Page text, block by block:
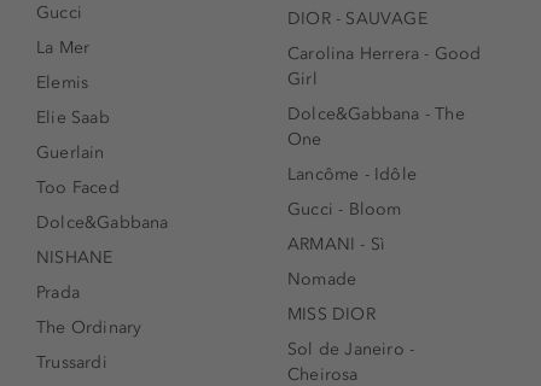
Gucci
La Mer
Elemis
Elie Saab
Guerlain
Too Faced
Dolce&Gabbana
NISHANE
Prada
The Ordinary
Trussardi
DIOR - SAUVAGE
Carolina Herrera - Good
Girl
Dolce&Gabbana - The
One
Lancôme - Idôle
Gucci - Bloom
ARMANI - Sì
Nomade
MISS DIOR
Sol de Janeiro -
Cheirosa